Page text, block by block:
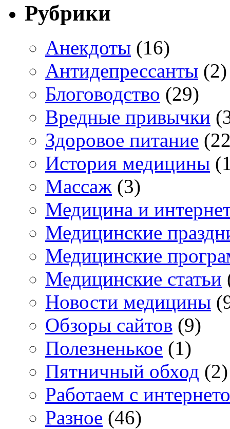
Рубрики
Анекдоты (16)
Антидепрессанты (2)
Блоговодство (29)
Вредные привычки
Здоровое питание
История медицины
Массаж (3)
Медицина и
Медицинские
Медицинские
Медицинские статьи
Новости медицины
Обзоры сайтов (9)
Полезненькое (1)
Пятничный обход (2)
Работаем с
Разное (46)